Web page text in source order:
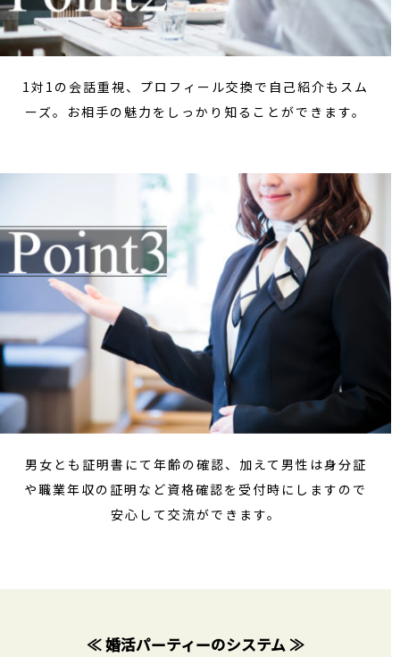
1対1の会話重視、プロフィール交換で自己紹介もスム
ーズ。お相手の魅力をしっかり知ることができます。
男女とも証明書にて年齢の確認、加えて男性は身分証
や職業年収の証明など資格確認を受付時にしますので
安心して交流ができます。
≪ 婚活パーティーのシステム ≫